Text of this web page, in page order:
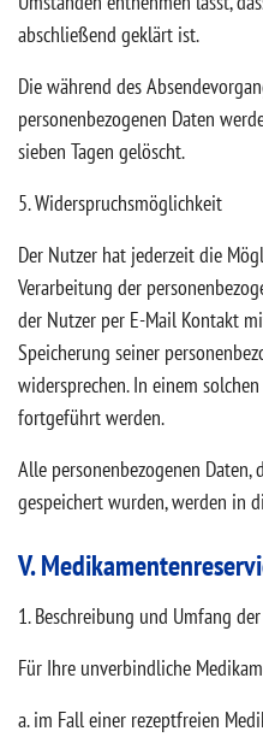
abschließend geklärt ist.
Die während des
personenbezogenen Daten
sieben Tagen gelöscht.
5. Widerspruchsmöglichkeit
Der Nutzer hat jederzeit die
Verarbeitung der
der Nutzer per E-Mail Kontakt
Speicherung seiner
widersprechen. In einem
fortgeführt werden.
Alle personenbezogenen
gespeichert wurden, werden in
V.
1. Beschreibung und Umfang
Für Ihre unverbindliche
a. im Fall einer rezeptfreien